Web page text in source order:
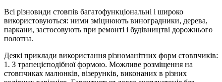
Всі різновиди стовпів багатофункціональні і широко
використовуються: ними зміцнюють виноградники, дерева,
паркани, застосовують при ремонті і будівництві дорожнього
полотна.
Деякі приклади використання різноманітних форм стовпчиків:
1. З трапецієподібної формою. Можливе розміщення на
стовпчиках малюнків, візерунків, виконаних в різних